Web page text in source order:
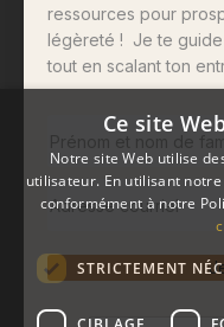
ressources pour
légèreté ! Je te
tout en scalant ton
Ce site
Notre site Web utilise
utilisateur. En utilisant
conformément à notre
STRICTEMENT